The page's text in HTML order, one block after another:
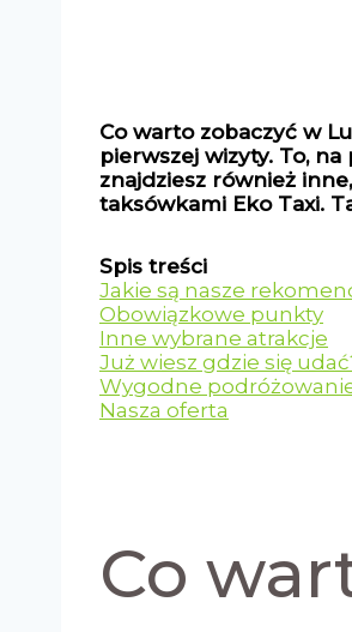
Co warto zobaczyć w
pierwszej wizyty. To,
znajdziesz również
taksówkami Eko Taxi.
Spis treści
Jakie są nasze
Obowiązkowe punkty
Inne wybrane atrakcje
Już wiesz gdzie się
Wygodne
Nasza oferta
Co